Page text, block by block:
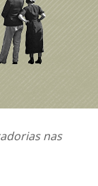
nas